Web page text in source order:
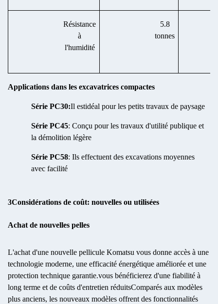
Résistance
à
l'humidité
5.8
tonnes
Applications dans les excavatrices compactes
Série PC30:Il estidéal pour les petits travaux de paysage
Série PC45: Conçu pour les travaux d'utilité publique et
la démolition légère
Série PC58: Ils effectuent des excavations moyennes
avec facilité
3Considérations de coût: nouvelles ou utilisées
Achat de nouvelles pelles
L'achat d'une nouvelle pellicule Komatsu vous donne accès à une
technologie moderne, une efficacité énergétique améliorée et une
protection technique garantie.vous bénéficierez d'une fiabilité à
long terme et de coûts d'entretien réduitsComparés aux modèles
plus anciens, les nouveaux modèles offrent des fonctionnalités